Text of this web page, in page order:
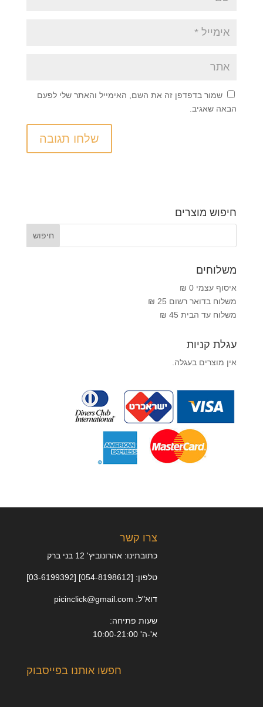
שמור בדפדפן זה את השם, האימייל והאתר שלי לפעם
הבאה שאגיב.
חיפוש מוצרים
משלוחים
איסוף עצמי 0 ₪
משלוח בדואר רשום 25 ₪
משלוח עד הבית 45 ₪
עגלת קניות
אין מוצרים בעגלה.
צרו קשר
כתובתינו: אהרונוביץ' 12 בני ברק
טלפון: [054-8198612] [03-6199392]
דוא"ל: picinclick@gmail.com
שעות פתיחה:
א'-ה' 10:00-21:00
חפשו אותנו בפייסבוק